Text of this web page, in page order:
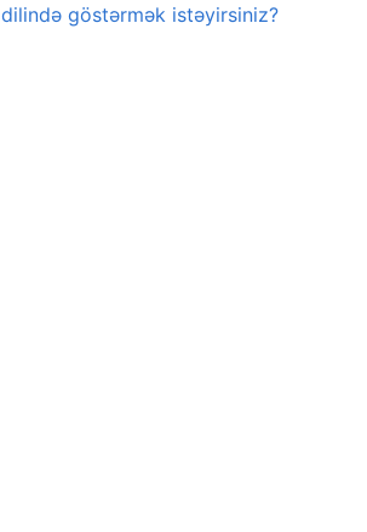
dilində göstərmək istəyirsiniz?